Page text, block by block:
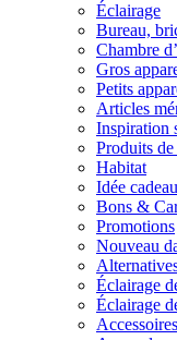
Éclairage
Bureau,
Chambre
Gros
Petits
Articles
Inspiration
Produits
Habitat
Idée cadeau
Bons &
Promotions
Nouveau
Éclairage
Éclairage